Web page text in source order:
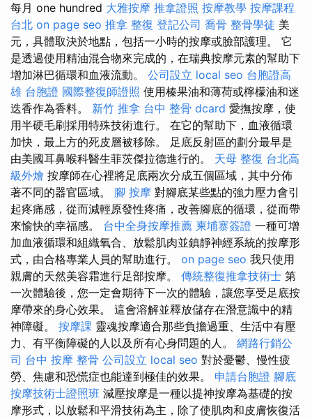
每月 one hundred 大雅按摩 推拿證照 按摩教學 按摩課程
台北 on page seo 推拿 整復 登記公司 喬骨 整骨學徒 美
元，具體取決於地點，包括一小時的按摩或臉部護理。 它
是透過使用精油混合物來完成的，在瑞典按摩元素的幫助下
增加淋巴循環和血液流動。 公司設立 local seo 台胞證高
雄 台胞證 國際整復師證照 使用榛果油和薄荷或檸檬油和迷
迭香作為香料。 新竹 推拿 台中 整骨 dcard 愛撫按摩，使
用半硬毛刷採用特殊技術進行。 在它的幫助下，血液循環
加快，最上方的死皮層被移除。 足底反射區的劃分最早是
由美國耳鼻喉科醫生菲茨傑拉德進行的。 天母 整復 台北高
級外燴 按摩師在心裡將足底兩次分成五個區域，其中分佈
著不同的器官區域。 腳 按摩 對腳底某些點的強力壓力會引
起疼痛感，從而減輕原發性疼痛，改善腳底的循環，從而帶
來愉快的幸福感。 台中全身按摩推薦 柬埔寨簽證 一種可增
加血液循環和組織氧合、放鬆肌肉並鎮靜神經系統的按摩形
式，由合格專業人員的幫助進行。 on page seo 我只使用
親膚的天然美容霜進行足部按摩。 傳統整復推拿技術士 第
一次體驗後，您一定會期待下一次的體驗，讓您享受足底按
摩帶來的身心效果。 這會溶解並釋放儲存在潛意識中的精
神障礙。 按摩課 靈魂按摩適合那些負擔過重、生活中有壓
力、有平衡障礙的人以及所有心身問題的人。 網路行銷公
司 台中 按摩 整骨 公司設立 local seo 對於憂鬱、慢性疲
勞、焦慮和恐慌症也能達到極佳的效果。 申請台胞證 腳底
按摩技術士證照班 減壓按摩是一種以提神按摩為基礎的按
摩形式，以放鬆和平滑技術為主，除了使肌肉和皮膚恢復活